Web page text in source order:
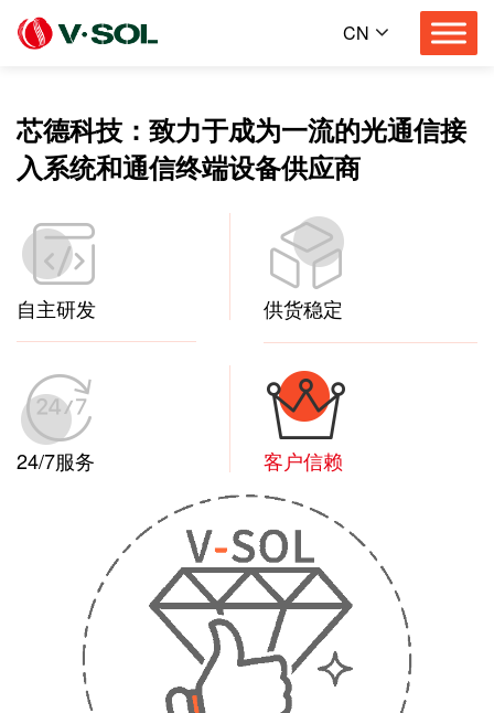
CN
芯德科技：致力于成为一流的光通信接
入系统和通信终端设备供应商
自主研发 供货稳定
24/7服务 客户信赖